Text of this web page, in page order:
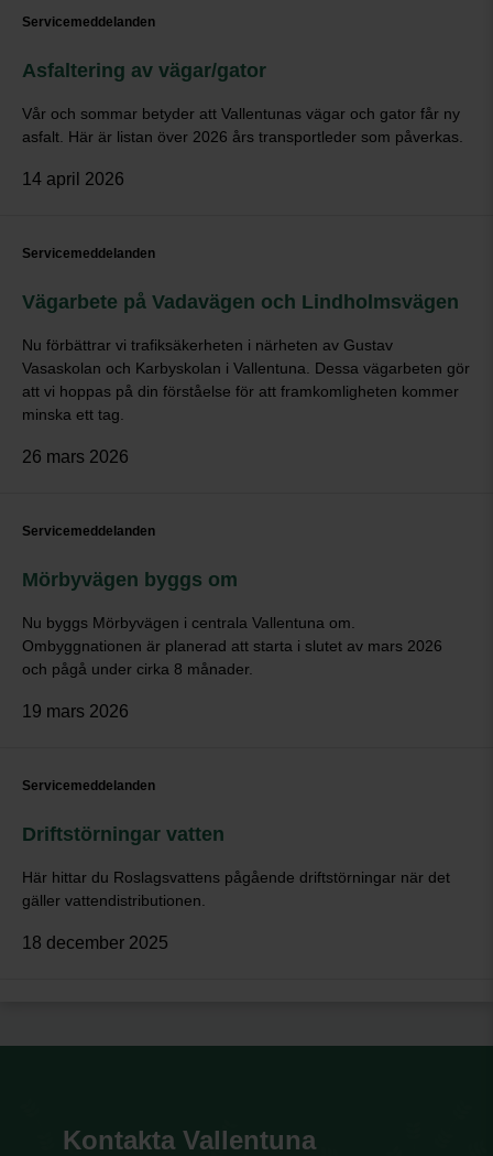
Servicemeddelanden
Asfaltering av vägar/gator
Vår och sommar betyder att Vallentunas vägar och gator får ny
asfalt. Här är listan över 2026 års transportleder som påverkas.
14 april 2026
Servicemeddelanden
Vägarbete på Vadavägen och Lindholmsvägen
Nu förbättrar vi trafiksäkerheten i närheten av Gustav
Vasaskolan och Karbyskolan i Vallentuna. Dessa vägarbeten gör
att vi hoppas på din förståelse för att framkomligheten kommer
minska ett tag.
26 mars 2026
Servicemeddelanden
Mörbyvägen byggs om
Nu byggs Mörbyvägen i centrala Vallentuna om.
Ombyggnationen är planerad att starta i slutet av mars 2026
och pågå under cirka 8 månader.
19 mars 2026
Servicemeddelanden
Driftstörningar vatten
Här hittar du Roslagsvattens pågående driftstörningar när det
gäller vattendistributionen.
18 december 2025
Kontakta Vallentuna